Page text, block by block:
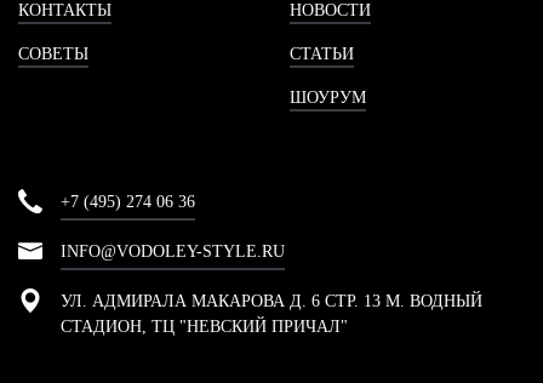
КОНТАКТЫ
СОВЕТЫ
НОВОСТИ
СТАТЬИ
ШОУРУМ
+7 (495) 274 06 36
INFO@VODOLEY-STYLE.RU
УЛ. АДМИРАЛА МАКАРОВА Д. 6 СТР. 13 М. ВОДНЫЙ
СТАДИОН, ТЦ "НЕВСКИЙ ПРИЧАЛ"